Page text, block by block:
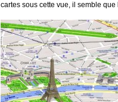
cartes sous cette vue, il semble